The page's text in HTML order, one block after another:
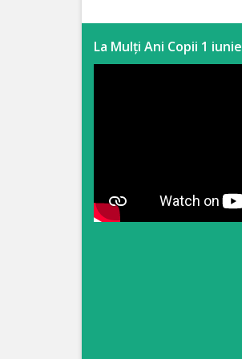
Anticorupție
regulamente
La Mulți Ani Copii 1 iunie